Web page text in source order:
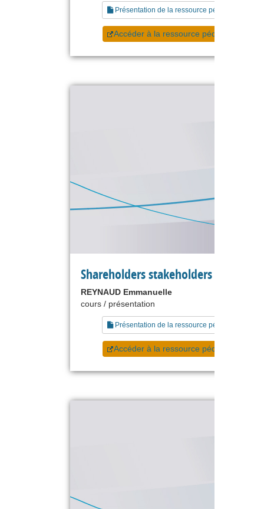
Présentation de la ressource pédagogique
Accéder à la ressource pédagogique
Shareholders stakeholders et
REYNAUD Emmanuelle
cours / présentation
Présentation de la ressource pédagogique
Accéder à la ressource pédagogique